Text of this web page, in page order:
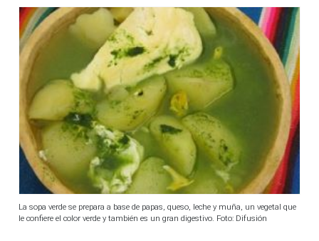
La sopa verde se prepara a base de papas, queso, leche y muña, un vegetal que
le confiere el color verde y también es un gran digestivo. Foto: Difusión